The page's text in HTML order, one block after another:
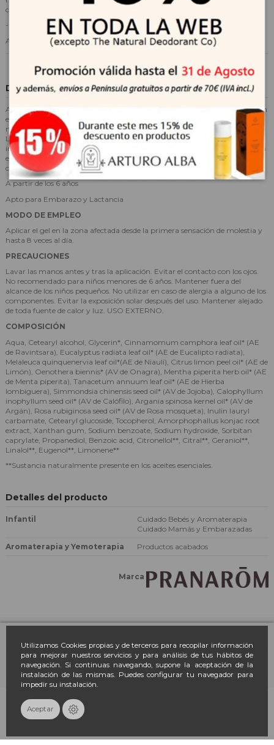
Utilizamos Cookies propias y de terceros para recopilar información
para mejorar nuestros servicios y para análisis de tus hábitos de
navegación. Si continuas navegando, supone la aceptación de la
instalación de las mismas. Puedes configurar tu navegador para
impedir su instalación.
Aceptar
cualquier sensación de picor desde la primera aplicación.
- Sin aditivos químicos.
Apto durante el embarazo, la lactancia y a partir de los 6 años.
Descripción
AROMADERM Gel labial LABIAROM es un gel calmante que responde con
eficacia a manifestaciones cutáneas en los labios. Refresca y alivia las
molestias que caracterizan estas complicaciones y ayuda a reparar la piel.
Los aceites esenciales seleccionados por sus propiedades antivirales e
inmunoestimulantes actúan junto con los aceites vegetales. El gel se aplica
en la zona afectada desde la primera sensación de molestia y hasta su
completa desaparición. Gel transparente.
A partir de los 6 años
Apto para Embarazo y Lactancia
MODO DE EMPLEO
Aplicar el gel en la zona afectada desde la primera sensación de molestia y
hasta 8 veces al día.
PRECAUCIONES
Lavar las manos antes y tras la aplicación. Evitar el contacto con los ojos.
No recomendado para niños menores de 6 años. Mantener fuera del
alcance de los niños pequeños. No utilizar en caso de alergia a alguno de los
componentes. Evitar la exposición solar después del uso. Mantener alejado
de toda fuente de calor y luz. USO EXTERNO.
COMPOSICIÓN
Aqua, Cetearyl alcohol, Glycerin*, Cinnamomum camphora leaf oil* (AE
de Ravintsara), Eucalyptus radiata leaf oil* (AE de Eucalipto radiata),
Melaleuca quinquenervia leaf oil*(AE de Niaulí), Citrus limon peel oil* (AE de
Limón), Oenothera biennis* (AV de Onagra), Mentha piperita herb oil* (AE
de Menta piperita), Tanacetum annuum leaf oil* (AE de Hierba
lombiguera), Simmondsia chinensis seed oil* (AV de Jojoba), Calophyllum
inophyllum seed oil* (AV de Calófilo), Argania spinosa kernel oil* (AV de
Argán), Rosa rubiginosa seed oil* (AV de Rosa mosqueta), Inulin lauryl
carbamate, Cetearyl glucoside, Tocopherol, Amorphophallus konjac root
extract, Xanthan gum, Sodium benzoate, Sodium hydroxide, Sorbitan
caprylate, Propanediol, Benzoic acid, Citronellol**, Citral**, Geraniol**,
Linalol**, Eugenol**, Limonene**
**Sustancia naturalmente presente en los aceites esenciales.
Detalles del producto
Infantil
Cuidado Bebés y Aromaterapia
Cuidado Mamás y Embarazadas
Aromaterapia y Yemoterapia
Productos acabados
Marca
Farmacia March
Contacto